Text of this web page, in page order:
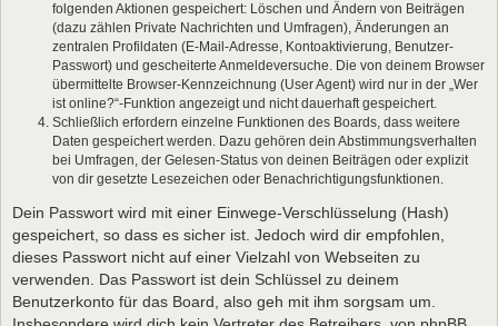
folgenden Aktionen gespeichert: Löschen und Ändern von Beiträgen
(dazu zählen Private Nachrichten und Umfragen), Änderungen an
zentralen Profildaten (E-Mail-Adresse, Kontoaktivierung, Benutzer-
Passwort) und gescheiterte Anmeldeversuche. Die von deinem Browser
übermittelte Browser-Kennzeichnung (User Agent) wird nur in der „Wer
ist online?“-Funktion angezeigt und nicht dauerhaft gespeichert.
Schließlich erfordern einzelne Funktionen des Boards, dass weitere
Daten gespeichert werden. Dazu gehören dein Abstimmungsverhalten
bei Umfragen, der Gelesen-Status von deinen Beiträgen oder explizit
von dir gesetzte Lesezeichen oder Benachrichtigungsfunktionen.
Dein Passwort wird mit einer Einwege-Verschlüsselung (Hash)
gespeichert, so dass es sicher ist. Jedoch wird dir empfohlen,
dieses Passwort nicht auf einer Vielzahl von Webseiten zu
verwenden. Das Passwort ist dein Schlüssel zu deinem
Benutzerkonto für das Board, also geh mit ihm sorgsam um.